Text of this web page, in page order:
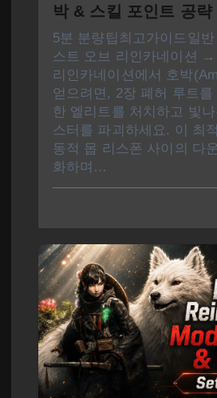
박 & 스킬 포인트 공략
5분 분량팁최고가이드일반
스트 오브 리인카네이션
리인카네이션에서 호박
얻으려면, 2장 폐허 루트
한 엘리트를 처치하고 빛
스터를 파괴하세요. 이 최
동적 몹 리스폰 사이의 다
화하며…